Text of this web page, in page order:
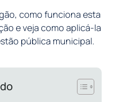
como funciona esta
e veja como aplicá-la
pública municipal.